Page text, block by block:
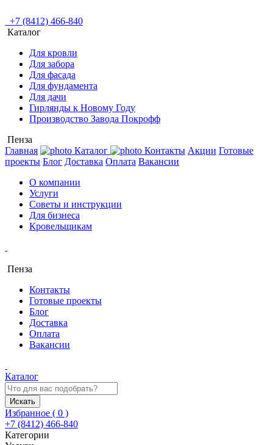
+7 (8412) 466-840
Каталог
Для кровли
Для забора
Для фасада
Для фундамента
Для дачи
Гирлянды к Новому Году
Производство Завода Покрофф
Пенза
Главная
Каталог Контакты Акции Готовые
проекты Блог Доставка Оплата Вакансии
О компании
Услуги
Советы и инструкции
Для бизнеса
Кровельщикам
Пенза
Контакты
Готовые проекты
Блог
Доставка
Оплата
Вакансии
Каталог
Искать
Избранное ( 0 )
+7 (8412) 466-840
Категории